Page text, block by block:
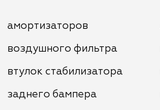
амортизаторов
воздушного фильтра
втулок стабилизатора
заднего бампера